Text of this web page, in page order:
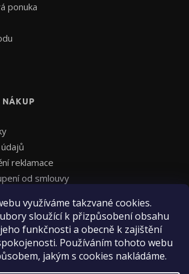
využíváme takzvané cookies.
sloužící k přizpůsobení obsahu
funkčnosti a obecně k zajištění
Používáním tohoto webu
jakým s cookies nakládáme.
ponuka
NÁKUP
reklamace
od smlouvy